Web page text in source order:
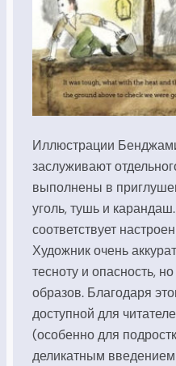
Иллюстрации
заслуживают
выполнены в
уголь, тушь и
соответствует
Художник очень
тесноту и опасность,
образов. Благодаря
доступной для
(особенно для
деликатным